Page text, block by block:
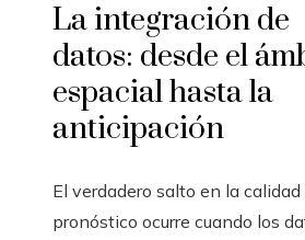
La integración de
datos: desde el
espacial hasta la
anticipación
El verdadero salto en la calidad
pronóstico ocurre cuando los